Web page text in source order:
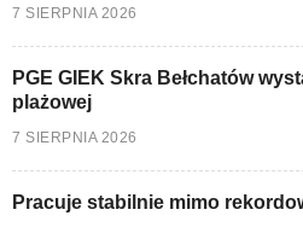
7 SIERPNIA 2026
PGE GIEK Skra Bełchatów
plażowej
7 SIERPNIA 2026
Pracuje stabilnie mimo